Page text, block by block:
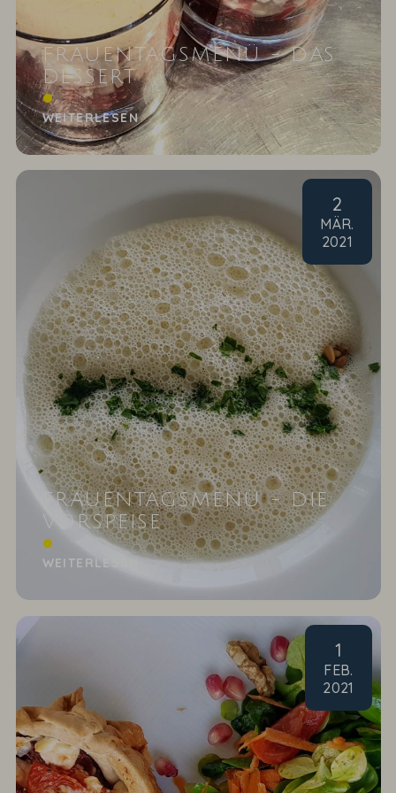
FRAUENTAGSMENÜ - DAS
DESSERT
Mascarpone-Himbeer-Traum mit Baiser
WEITERLESEN
2
MÄR.
2021
FRAUENTAGSMENÜ - DIE
VORSPEISE
Apfel-Sellerie-Schaum-Süppchen mit Pinienkernen
WEITERLESEN
1
FEB.
2021